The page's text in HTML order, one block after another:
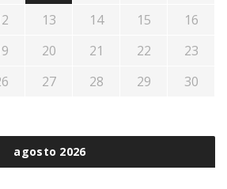
agosto 2026
13 14 15
16
20 21 22
23
27 28 29
30